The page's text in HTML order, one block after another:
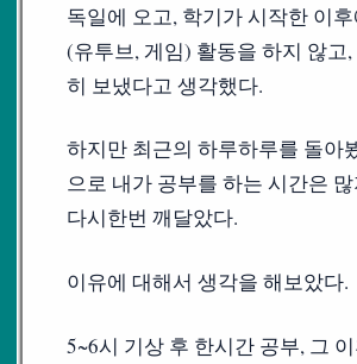
독일에 오고, 학기가 시작한 이
(유투브, 게임) 활동을 하지 않고
히 보냈다고 생각했다.
하지만 최근의 하루하루를 돌아
으로 내가 공부를 하는 시간은
다시한번 깨달았다.
이유에 대해서 생각을 해보았다.
5~6시 기상 후 한시간 공부, 그